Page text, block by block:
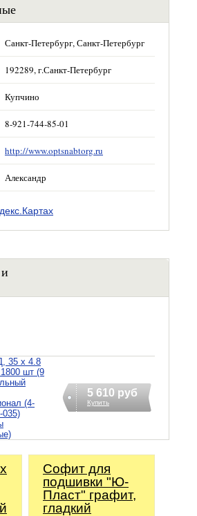
Санкт-Петербург, Санкт-Петербург
192289, г.Санкт-Петербург
Купчино
8-921-744-85-01
http://www.optsnabtorg.ru
Александр
35 х 4.8
шт (9
(4-
035)
5 610 руб
Купить
Софит для
подшивки "Ю-
Пласт" графит,
гладкий